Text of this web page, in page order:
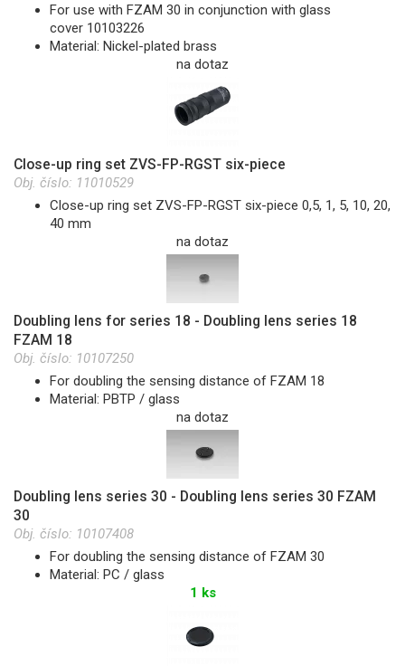
For use with FZAM 30 in conjunction with glass
cover 10103226
Material: Nickel-plated brass
na dotaz
Close-up ring set ZVS-FP-RGST six-piece
Obj. číslo: 11010529
Close-up ring set ZVS-FP-RGST six-piece 0,5, 1, 5, 10, 20,
40 mm
na dotaz
Doubling lens for series 18 - Doubling lens series 18
FZAM 18
Obj. číslo: 10107250
For doubling the sensing distance of FZAM 18
Material: PBTP / glass
na dotaz
Doubling lens series 30 - Doubling lens series 30 FZAM
30
Obj. číslo: 10107408
For doubling the sensing distance of FZAM 30
Material: PC / glass
1 ks